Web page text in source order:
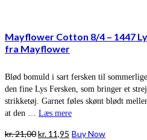
Mayflower Cotton 8/4 – 1447
fra Mayflower
Blød bomuld i sart fersken til
den fine Lys Fersken, som bringer et
strikketøj. Garnet føles skønt blødt
at den … Læs mere
kr.21,00Den
kr. 11,95 Den
Buy Now